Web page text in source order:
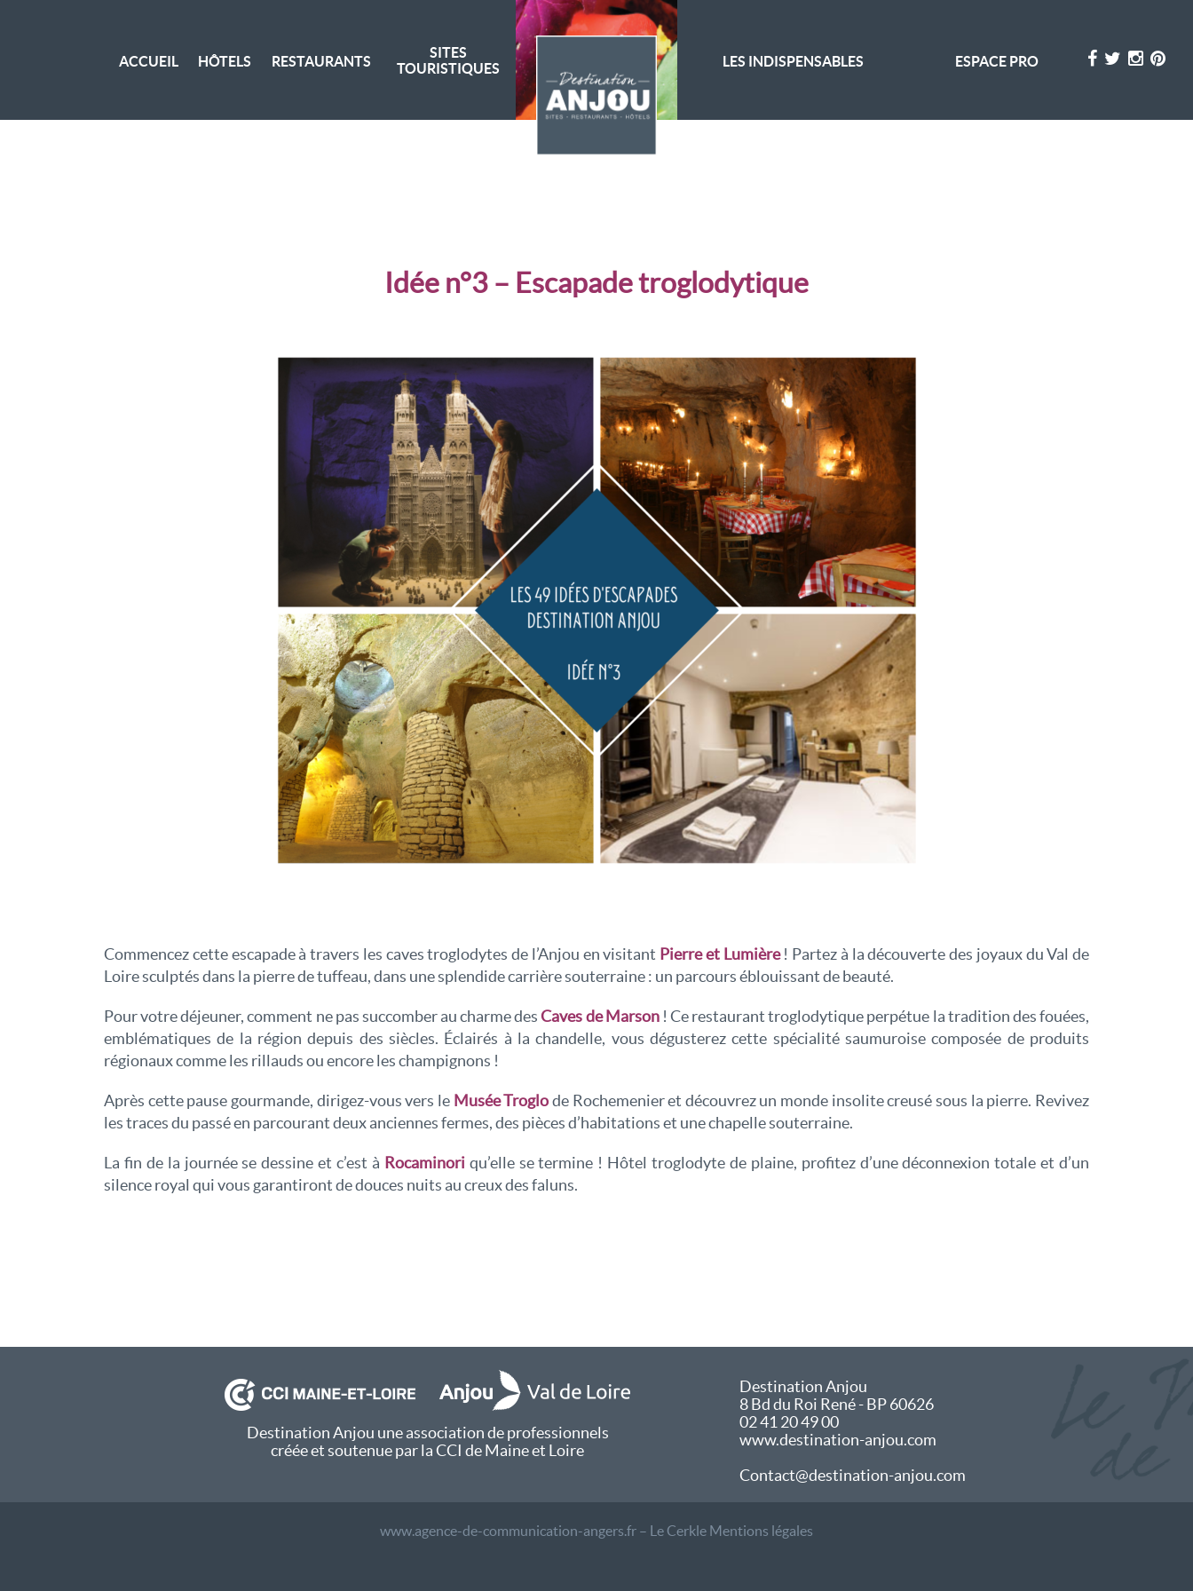
ACCUEIL HÔTELS RESTAURANTS
SITES
TOURISTIQUES
LES INDISPENSABLES ESPACE PRO
Idée n°3 – Escapade troglodytique
Commencez cette escapade à travers les caves troglodytes de l’Anjou en visitant Pierre et Lumière! Partez à la découverte des joyaux du Val de
Loire sculptés dans la pierre de tuffeau, dans une splendide carrière souterraine : un parcours éblouissant de beauté.
Pour votre déjeuner, comment ne pas succomber au charme desCaves de Marson ! Ce restaurant troglodytique perpétue la tradition des fouées,
emblématiques de la région depuis des siècles. Éclairés à la chandelle, vous dégusterez cette spécialité saumuroise composée de produits
régionaux comme les rillauds ou encore les champignons !
Après cette pause gourmande, dirigez-vous vers le Musée Troglode Rochemenier et découvrez un monde insolite creusé sous la pierre. Revivez
les traces du passé en parcourant deux anciennes fermes, des pièces d’habitations et une chapelle souterraine.
La fin de la journée se dessine et c’est à Rocaminoriqu’elle se termine ! Hôtel troglodyte de plaine, profitez d’une déconnexion totale et d’un
silence royal qui vous garantiront de douces nuits au creux des faluns.
Destination Anjou une association de professionnels
créée et soutenue par la CCI de Maine et Loire
Destination Anjou
8 Bd du Roi René - BP 60626
02 41 20 49 00
www.destination-anjou.com
Contact@destination-anjou.com
www.agence-de-communication-angers.fr – Le Cerkle Mentions légales